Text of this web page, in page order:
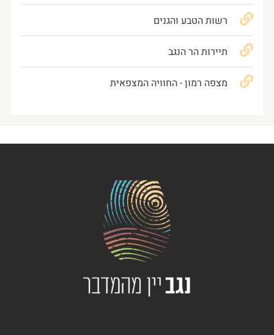
רשות הטבע והגנים
תיירות הר הנגב
מצפה רמון - החוויה המצפאית